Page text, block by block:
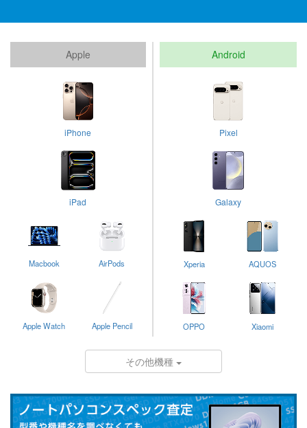
Apple
iPhone
iPad
Macbook AirPods
Apple Watch Apple Pencil
Android
Pixel
Galaxy
Xperia AQUOS
OPPO Xiaomi
その他機種